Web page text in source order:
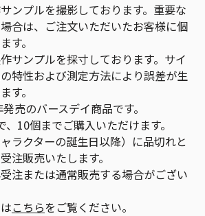
ンプルを撮影しております。重要な
合は、ご注文いただいたお客様に個
す。
サンプルを採寸しております。サイ
特性および測定方法により誤差が生
す。
売のバースデイ商品です。
10個までご購入いただけます。
ラクターの誕生日以降）に品切れと
注販売いたします。
注または通常販売する場合がござい
こちらをご覧ください。